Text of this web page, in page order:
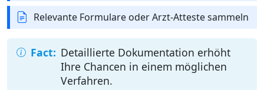
Relevante Formulare oder Arzt‑Atteste sammeln
Detaillierte Dokumentation erhöht
Ihre Chancen in einem möglichen
Verfahren.